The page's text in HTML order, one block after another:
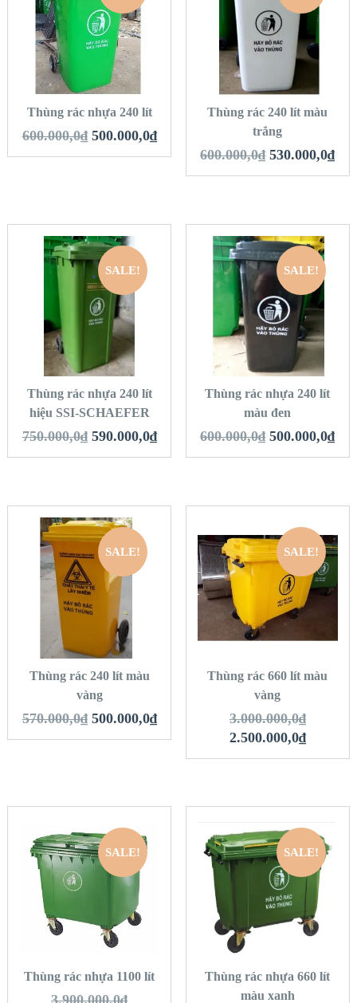
QUICK LOOK
VIEW DETAILS
THÊM VÀO GIỎ
HÀNG
Thùng rác nhựa 240 lít
600.000,0₫ 500.000,0₫
QUICK LOOK
VIEW DETAILS
THÊM VÀO GIỎ
Thùng rác 240 lít màu
trắng
600.000,0₫ 530.000,0₫
SALE!
QUICK LOOK
VIEW DETAILS
THÊM VÀO GIỎ
HÀNG
Thùng rác nhựa 240 lít
hiệu SSI-SCHAEFER
750.000,0₫ 590.000,0₫
SALE!
QUICK LOOK
VIEW DETAILS
THÊM VÀO GIỎ
HÀNG
Thùng rác nhựa 240 lít
màu đen
600.000,0₫ 500.000,0₫
SALE!
QUICK LOOK
VIEW DETAILS
THÊM VÀO GIỎ
Thùng rác 240 lít màu
vàng
570.000,0₫ 500.000,0₫
SALE!
QUICK LOOK
VIEW DETAILS
THÊM VÀO GIỎ
HÀNG
Thùng rác 660 lít màu
vàng
3.000.000,0₫
2.500.000,0₫
SALE!
QUICK LOOK
VIEW DETAILS
THÊM VÀO GIỎ
HÀNG
Thùng rác nhựa 1100 lít
3.900.000,0₫
SALE!
QUICK LOOK
VIEW DETAILS
THÊM VÀO GIỎ
Thùng rác nhựa 660 lít
màu xanh